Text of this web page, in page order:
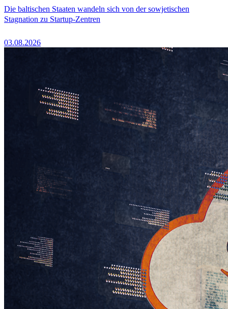
Die baltischen Staaten wandeln sich von der sowjetischen
Stagnation zu Startup-Zentren
03.08.2026